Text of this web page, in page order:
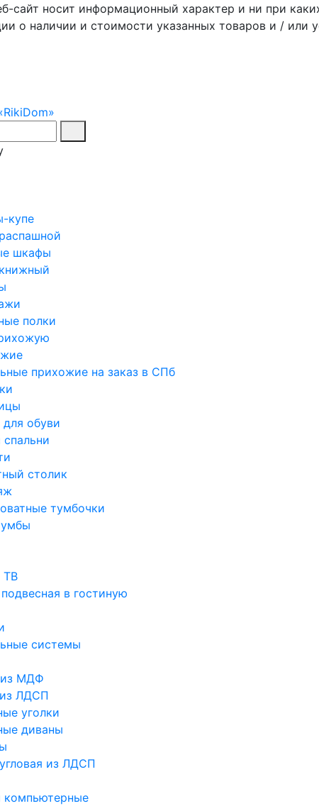
сайт носит информационный характер и ни при
о наличии и стоимости указанных товаров и / или
купе
шкафы
полки
прихожие на заказ в СПб
обуви
столик
тумбочки
ТВ
в гостиную
системы
из МДФ
ЛДСП
уголки
диваны
из ЛДСП
компьютерные